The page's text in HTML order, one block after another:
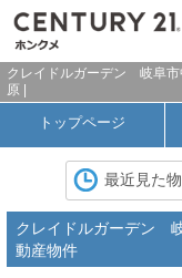
クレイドルガーデン 岐阜
原 |
トップページ
最近見た
クレイドルガーデン
動産物件